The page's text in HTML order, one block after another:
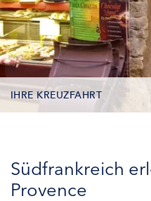
IHRE KREUZFAHRT
KABINEN
Südfrankreich
Provence